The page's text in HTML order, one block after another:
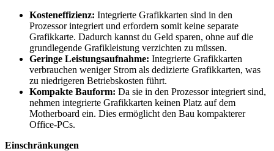
Kosteneffizienz: Integrierte Grafikkarten sind in den
Prozessor integriert und erfordern somit keine separate
Grafikkarte. Dadurch kannst du Geld sparen, ohne auf die
grundlegende Grafikleistung verzichten zu müssen.
Geringe Leistungsaufnahme: Integrierte Grafikkarten
verbrauchen weniger Strom als dedizierte Grafikkarten, was
zu niedrigeren Betriebskosten führt.
Kompakte Bauform: Da sie in den Prozessor integriert sind,
nehmen integrierte Grafikkarten keinen Platz auf dem
Motherboard ein. Dies ermöglicht den Bau kompakterer
Office-PCs.
Einschränkungen